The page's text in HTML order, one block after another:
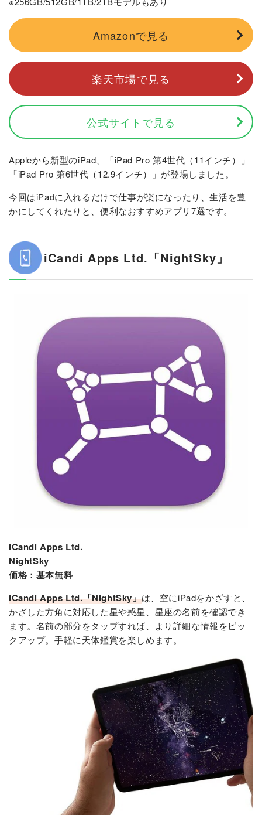
Amazonで見る
楽天市場で見る
公式サイトで見る
Appleから新型のiPad、「iPad Pro 第4世代（11インチ）」
「iPad Pro 第6世代（12.9インチ）」が登場しました。
今回はiPadに入れるだけで仕事が楽になったり、生活を豊
かにしてくれたりと、便利なおすすめアプリ7選です。
iCandi Apps Ltd.「NightSky」
iCandi Apps Ltd.
NightSky
価格：基本無料
iCandi Apps Ltd.「NightSky」は、空にiPadをかざすと、
かざした方角に対応した星や惑星、星座の名前を確認でき
ます。名前の部分をタップすれば、より詳細な情報をピッ
クアップ。手軽に天体鑑賞を楽しめます。